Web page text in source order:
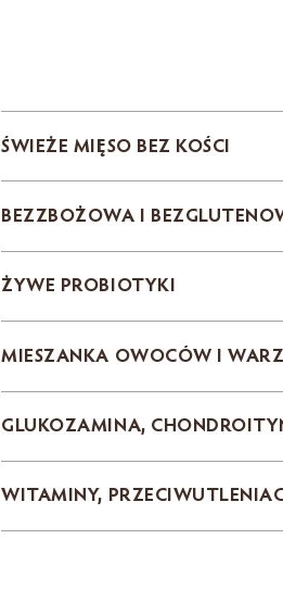
ŚWIEŻE MIĘSO BEZ KOŚCI
BEZZBOŻOWA I
ŻYWE PROBIOTYKI
MIESZANKA OWOCÓW I
GLUKOZAMINA,
WITAMINY,